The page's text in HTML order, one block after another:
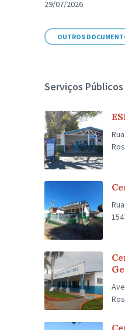
29/07/2026
OUTROS
Serviços Públicos